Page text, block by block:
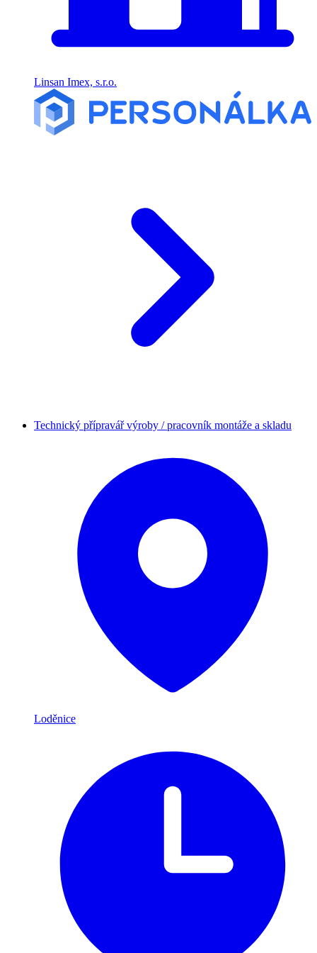
Linsan Imex, s.r.o.
Technický přípravář výroby / pracovník montáže a skladu
Loděnice